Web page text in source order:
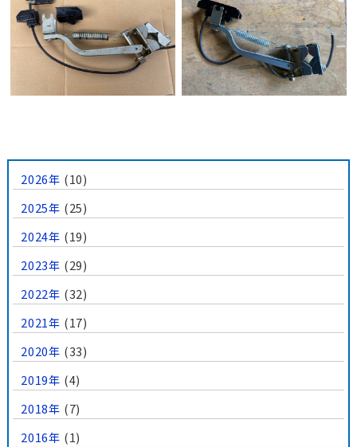
2026年 (10)
2025年 (25)
2024年 (19)
2023年 (29)
2022年 (32)
2021年 (17)
2020年 (33)
2019年 (4)
2018年 (7)
2016年 (1)